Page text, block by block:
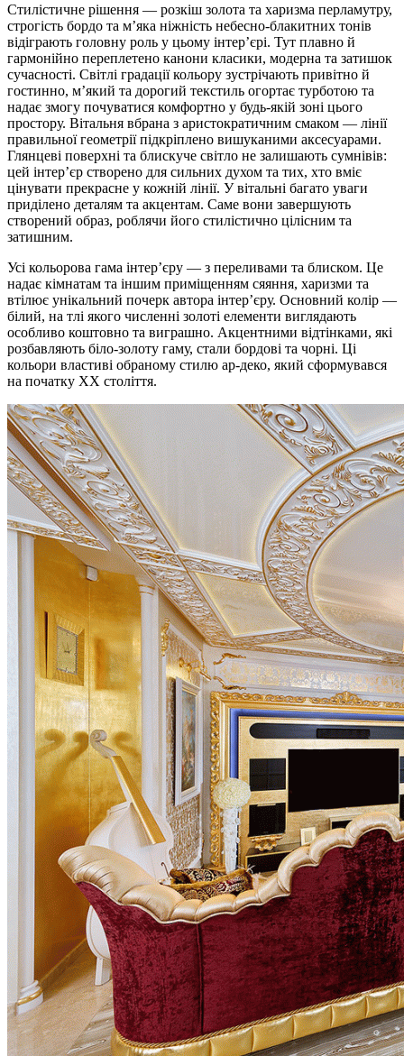
Стилістичне рішення — розкіш золота та харизма перламутру,
строгість бордо та м’яка ніжність небесно-блакитних тонів
відіграють головну роль у цьому інтер’єрі. Тут плавно й
гармонійно переплетено канони класики, модерна та затишок
сучасності. Світлі градації кольору зустрічають привітно й
гостинно, м’який та дорогий текстиль огортає турботою та
надає змогу почуватися комфортно у будь-якій зоні цього
простору. Вітальня вбрана з аристократичним смаком — лінії
правильної геометрії підкріплено вишуканими аксесуарами.
Глянцеві поверхні та блискуче світло не залишають сумнівів:
цей інтер’єр створено для сильних духом та тих, хто вміє
цінувати прекрасне у кожній лінії. У вітальні багато уваги
приділено деталям та акцентам. Саме вони завершують
створений образ, роблячи його стилістично цілісним та
затишним.
Усі кольорова гама інтер’єру — з переливами та блиском. Це
надає кімнатам та іншим приміщенням сяяння, харизми та
втілює унікальний почерк автора інтер’єру. Основний колір —
білий, на тлі якого численні золоті елементи виглядають
особливо коштовно та виграшно. Акцентними відтінками, які
розбавляють біло-золоту гаму, стали бордові та чорні. Ці
кольори властиві обраному стилю ар-деко, який сформувався
на початку ХХ століття.